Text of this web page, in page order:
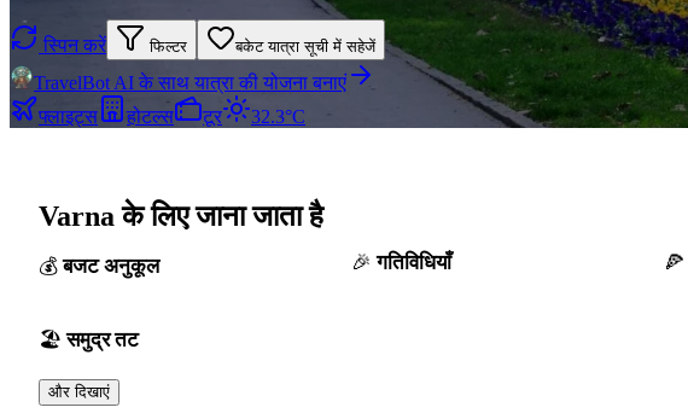
स्पिन करें फिल्टर बकेट यात्रा सूची में सहेजें
TravelBot AI के साथ यात्रा की योजना बनाएं
फ्लाइट्स
होटल्स टूर 32.3°C
Varna के लिए जाना जाता है
बजट अनुकूल गतिविधियाँ
समुद्र तट
और दिखाएं